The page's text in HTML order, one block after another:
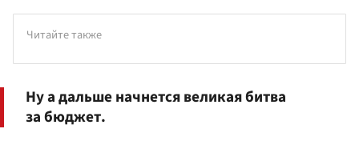
Читайте также
Ну а дальше начнется великая битва
за бюджет.